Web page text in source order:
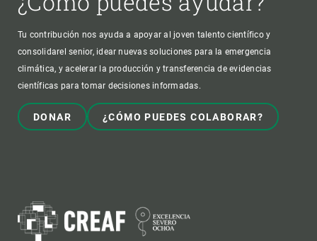
Tu contribución nos ayuda a apoyar al joven talento científico y
consolidarel senior, idear nuevas soluciones para la emergencia
climática, y acelerar la producción y transferencia de evidencias
científicas para tomar decisiones informadas.
DONAR ¿CÓMO PUEDES COLABORAR?